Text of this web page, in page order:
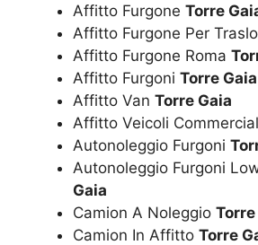
Affitto Furgone Torre
Affitto Furgone Per
Affitto Furgone Roma
Affitto Furgoni Torre Gaia
Affitto Van Torre Gaia
Affitto Veicoli
Autonoleggio Furgoni
Autonoleggio Furgoni
Gaia
Camion A Noleggio Torre
Camion In Affitto Torre